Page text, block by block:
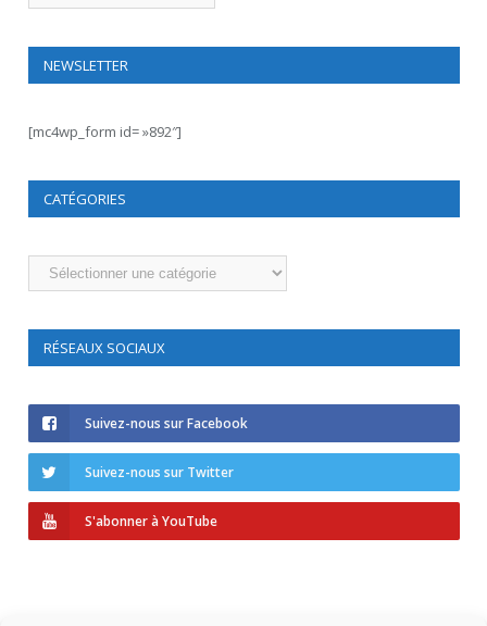
NEWSLETTER
[mc4wp_form id= »892″]
CATÉGORIES
Catégories
RÉSEAUX SOCIAUX
Suivez-nous sur Facebook
Suivez-nous sur Twitter
S'abonner à YouTube